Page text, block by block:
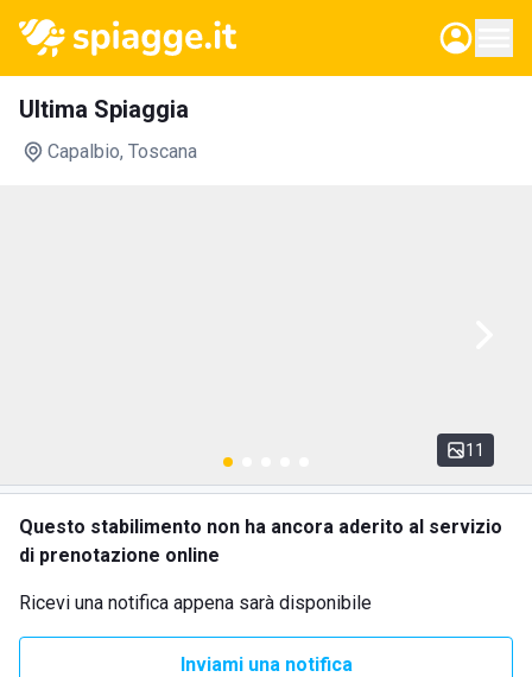
Ultima Spiaggia
Capalbio, Toscana
11
Questo stabilimento non ha ancora aderito al servizio
di prenotazione online
Ricevi una notifica appena sarà disponibile
Inviami una notifica